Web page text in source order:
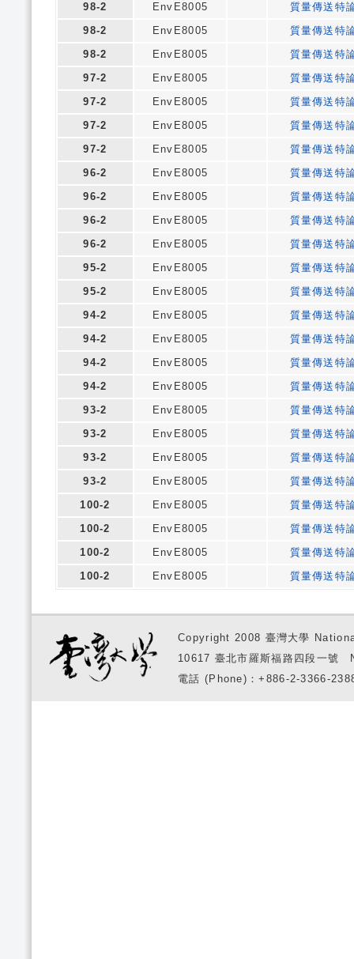
98-2
EnvE8005
質量傳送特
98-2
EnvE8005
質量傳送特
98-2
EnvE8005
質量傳送特
97-2
EnvE8005
質量傳送特
97-2
EnvE8005
質量傳送特
97-2
EnvE8005
質量傳送特
97-2
EnvE8005
質量傳送特
96-2
EnvE8005
質量傳送特
96-2
EnvE8005
質量傳送特
96-2
EnvE8005
質量傳送特
96-2
EnvE8005
質量傳送特
95-2
EnvE8005
質量傳送特
95-2
EnvE8005
質量傳送特
94-2
EnvE8005
質量傳送特
94-2
EnvE8005
質量傳送特
94-2
EnvE8005
質量傳送特
94-2
EnvE8005
質量傳送特
93-2
EnvE8005
質量傳送特
93-2
EnvE8005
質量傳送特
93-2
EnvE8005
質量傳送特
93-2
EnvE8005
質量傳送特
100-2
EnvE8005
質量傳送特
100-2
EnvE8005
質量傳送特
100-2
EnvE8005
質量傳送特
100-2
EnvE8005 質量傳送特
Copyright 2008 臺灣大學
10617 臺北市羅斯福路四段一
電話 (Phone)：+886-2-3366-